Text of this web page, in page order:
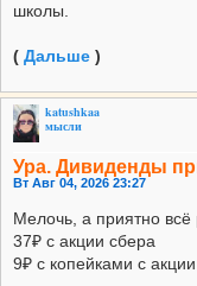
школы.
( Дальше )
katushkaa
мысли
Ура. Дивиденды
Вт Авг 04, 2026 23:27
Мелочь, а приятно всё
37₽ с акции сбера
9₽ с копейками с